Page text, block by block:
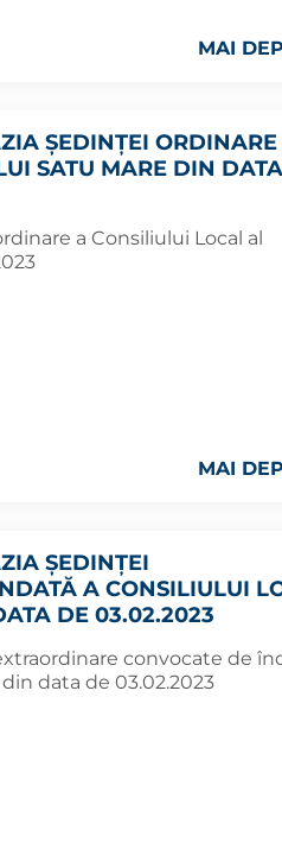
MAI
ŞEDINŢEI
SATU MARE DIN
a Consiliului Local al
MAI
ŞEDINŢEI
A CONSILIULUI
DE 03.02.2023
convocate de
data de 03.02.2023